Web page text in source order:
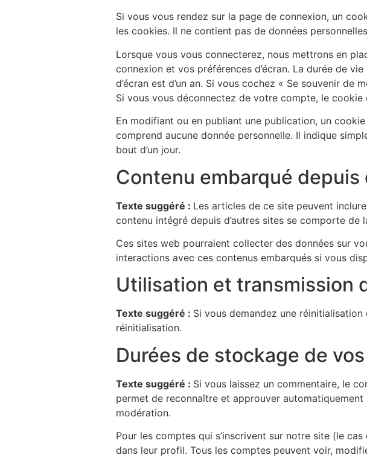
Si vous vous rendez sur la page de connexion, un
les cookies. Il ne contient pas de données
Lorsque vous vous connecterez, nous mettrons en
connexion et vos préférences d’écran. La durée de
d’écran est d’un an. Si vous cochez « Se souvenir
Si vous vous déconnectez de votre compte, le cookie
En modifiant ou en publiant une publication, un
comprend aucune donnée personnelle. Il indique
bout d’un jour.
Contenu embarqué depuis
Texte suggéré : Les articles de ce site peuvent
contenu intégré depuis d’autres sites se comporte
Ces sites web pourraient collecter des données sur
interactions avec ces contenus embarqués si vous
Utilisation et transmission
Texte suggéré : Si vous demandez une
réinitialisation.
Durées de stockage de
Texte suggéré : Si vous laissez un commentaire, le
permet de reconnaître et approuver
modération.
Pour les comptes qui s’inscrivent sur notre site (le
dans leur profil. Tous les comptes peuvent voir,